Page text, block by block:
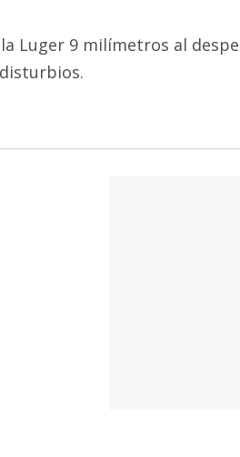
Luger 9 milímetros al